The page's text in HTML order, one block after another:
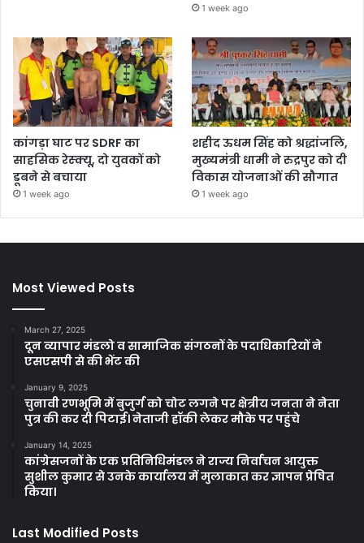
1 week ago
कांगड़ा घाट पर SDRF का
साहसिक रेस्क्यू, दो युवकों को
डूबने से बचाया
1 week ago
शहीद ऊधम सिंह को श्रद्धांजलि,
मुख्यमंत्री धामी ने रुद्रपुर को दी
विकास योजनाओं की सौगात
1 week ago
Most Viewed Posts
March 27, 2025
दून व्यापार मंडलो व सामाजिक संगठनों के पदाधिकारियों ने
एसएसपी से की भेंट की
January 9, 2025
चुनावी रणभूमि में बुजुर्ग को चोट लगने पर क्षेत्रीय जनता ने नेता
पुत्र की कर दी पिटाई। नेताजी हॉकी लेकर मौके पर पहुंचे
January 14, 2025
कांग्रेसजनों के एक प्रतिनिधिमंडल ने राज्य निर्वाचन आयुक्त
सुशील कुमार से उनके कार्यालय में मुलाकात कर ज्ञापन प्रेषित
किया।
Last Modified Posts